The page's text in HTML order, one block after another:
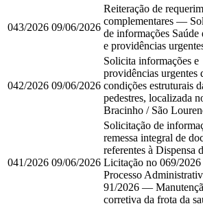
043/2026 09/06/2026
Reiteração de
complementares —
de informações
e providências
042/2026 09/06/2026
Solicita informações e
providências urgentes
condições estruturais
pedestres, localizada
Bracinho / São
041/2026 09/06/2026
Solicitação de
remessa integral de
referentes à Dispensa
Licitação no 069/
Processo
91/2026 —
corretiva da frota da